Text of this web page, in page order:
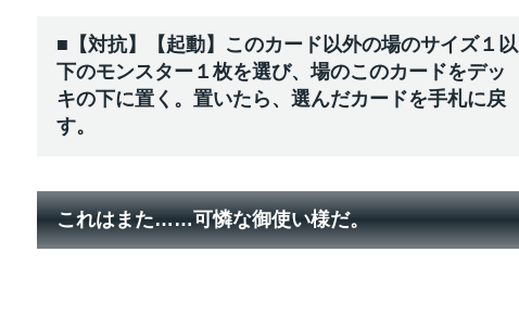
■【対抗】【起動】このカード以外の場のサイズ１以
下のモンスター１枚を選び、場のこのカードをデッ
キの下に置く。置いたら、選んだカードを手札に戻
す。
これはまた……可憐な御使い様だ。